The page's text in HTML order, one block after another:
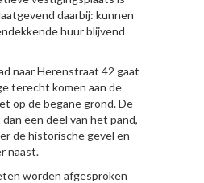
daarbij: kunnen
huur blijvend
naar Herenstraat 42 gaat
terecht komen aan de
op de begane grond. De
een deel van het pand,
de historische gevel en
naast.
worden afgesproken